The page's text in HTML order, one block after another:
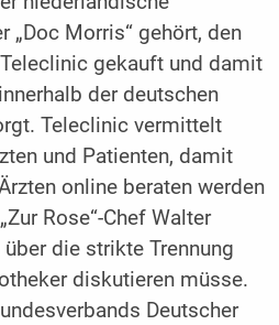
„Doc Morris“ gehört, den
gekauft und damit
der deutschen
Teleclinic vermittelt
und Patienten, damit
online beraten werden
Rose“-Chef Walter
die strikte Trennung
diskutieren müsse.
Deutscher